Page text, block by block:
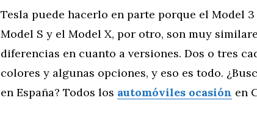
Tesla puede hacerlo en parte porque el Model
Model S y el Model X, por otro, son muy
diferencias en cuanto a versiones. Dos o tres
colores y algunas opciones, y eso es todo.
en España? Todos los automóviles ocasión en